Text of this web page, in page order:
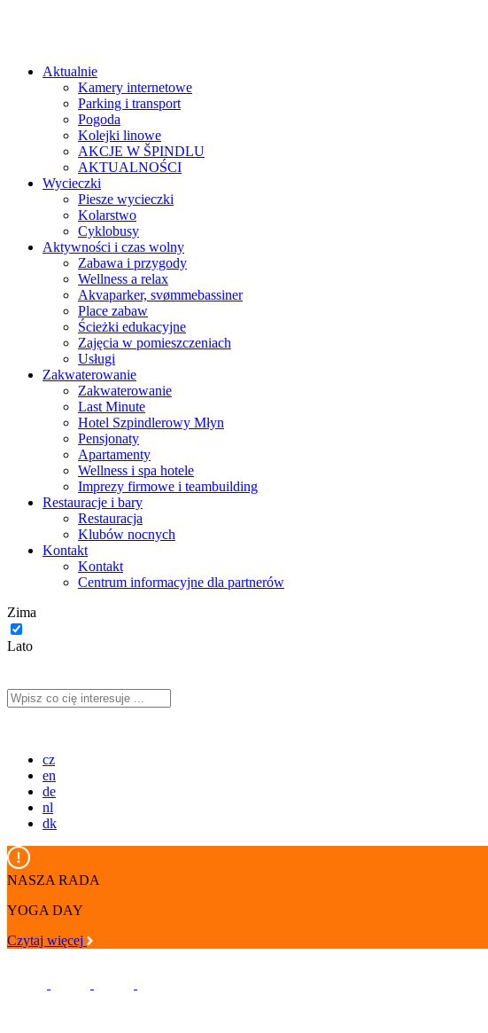
Aktualnie
Kamery internetowe
Parking i transport
Pogoda
Kolejki linowe
AKCJE W ŠPINDLU
AKTUALNOŚCI
Wycieczki
Piesze wycieczki
Kolarstwo
Cyklobusy
Aktywności i czas wolny
Zabawa i przygody
Wellness a relax
Akvaparker, svømmebassiner
Place zabaw
Ścieżki edukacyjne
Zajęcia w pomieszczeniach
Usługi
Zakwaterowanie
Zakwaterowanie
Last Minute
Hotel Szpindlerowy Młyn
Pensjonaty
Apartamenty
Wellness i spa hotele
Imprezy firmowe i teambuilding
Restauracje i bary
Restauracja
Klubów nocnych
Kontakt
Kontakt
Centrum informacyjne dla partnerów
Zima
Lato
cz
en
de
nl
dk
NASZA RADA
YOGA DAY
Czytaj więcej